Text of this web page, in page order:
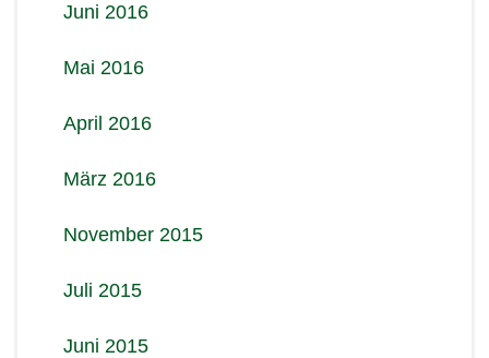
Juni 2016
Mai 2016
April 2016
März 2016
November 2015
Juli 2015
Juni 2015